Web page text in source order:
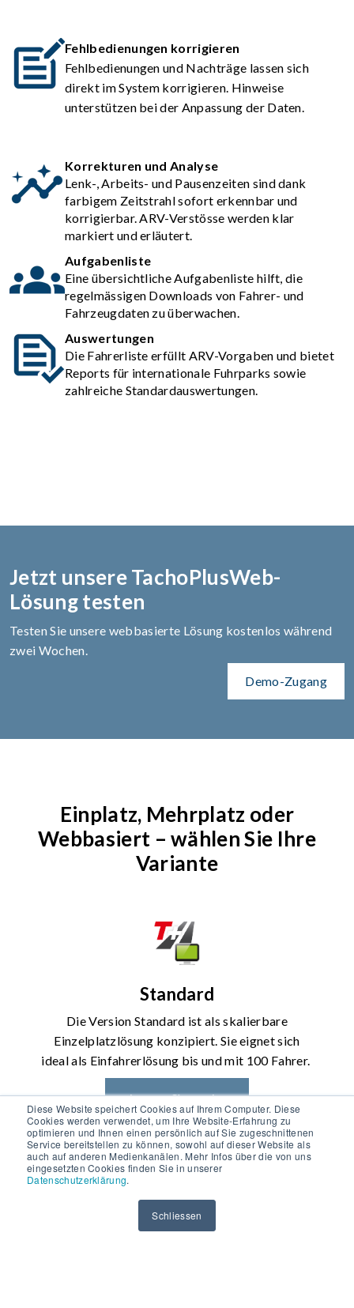
Diese Website speichert Cookies auf Ihrem Computer. Diese
Cookies werden verwendet, um Ihre Website-Erfahrung zu
optimieren und Ihnen einen persönlich auf Sie zugeschnittenen
Service bereitstellen zu können, sowohl auf dieser Website als
auch auf anderen Medienkanälen. Mehr Infos über die von uns
eingesetzten Cookies finden Sie in unserer
Datenschutzerklärung.
Schliessen
Fehlbedienungen korrigieren
Fehlbedienungen und Nachträge lassen sich
direkt im System korrigieren. Hinweise
unterstützen bei der Anpassung der Daten.
Korrekturen und Analyse
Lenk-, Arbeits- und Pausenzeiten sind dank
farbigem Zeitstrahl sofort erkennbar und
korrigierbar. ARV-Verstösse werden klar
markiert und erläutert.
Aufgabenliste
Eine übersichtliche Aufgabenliste hilft, die
regelmässigen Downloads von Fahrer- und
Fahrzeugdaten zu überwachen.
Auswertungen
Die Fahrerliste erfüllt ARV-Vorgaben und bietet
Reports für internationale Fuhrparks sowie
zahlreiche Standardauswertungen.
Jetzt unsere TachoPlusWeb-
Lösung testen
Testen Sie unsere webbasierte Lösung kostenlos während
zwei Wochen.
Demo-Zugang
Einplatz, Mehrplatz oder
Webbasiert – wählen Sie Ihre
Variante
Standard
Die Version Standard ist als skalierbare
Einzelplatzlösung konzipiert. Sie eignet sich
ideal als Einfahrerlösung bis und mit 100 Fahrer.
Lesen Sie mehr
Enterprise